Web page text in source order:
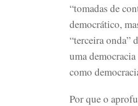
“tomadas de
democrático,
“terceira onda”
uma
como
Por que o